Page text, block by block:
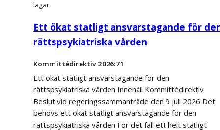
lagar
Ett ökat statligt ansvarstagande för
rättspsykiatriska vården
Kommittédirektiv 2026:71
Ett ökat statligt ansvarstagande för den
rättspsykiatriska vården Innehåll Kommittédirektiv
Beslut vid regeringssammanträde den 9 juli 2026 Det
behövs ett ökat statligt ansvarstagande för den
rättspsykiatriska vården För det fall ett helt statligt